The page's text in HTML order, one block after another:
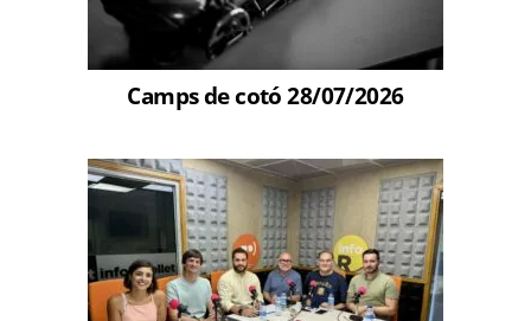
Camps de cotó 28/07/2026